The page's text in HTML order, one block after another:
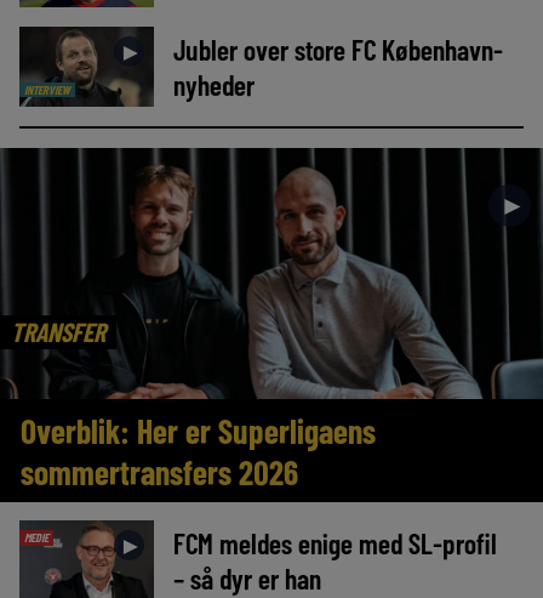
INTERVIEW
►
Jubler over store FC København-
nyheder
TRANSFER
►
Overblik: Her er Superligaens
sommertransfers 2026
MEDIE ►
FCM meldes enige med SL-profil
– så dyr er han